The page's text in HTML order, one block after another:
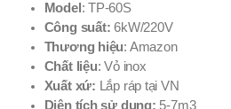
Model : TP-60S
Công suất: 6kW/220V
Thương hiệu: Amazon
Chất liệu: Vỏ inox
Xuất xứ: Lắp ráp tại VN
Diện tích sử dụng: 5-7m3